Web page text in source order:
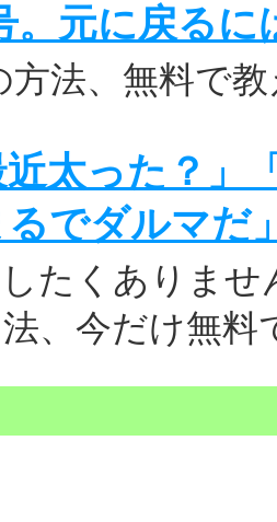
。元に戻るに
方法、無料で
近太った？
るでダルマだ
したくありま
、今だけ無料